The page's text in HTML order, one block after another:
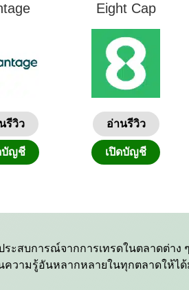
รีวิว
บัญชี
Eight Cap
อ่านรีวิว
เปิดบัญชี
สบการณ์จากการเทรดในตลาดต่าง
ความรู้อันหลากหลายในทุกตลาดให้ไ